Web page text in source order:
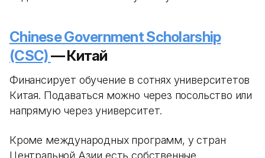
Chinese Government Scholarship
(CSC)— Китай
Финансирует обучение в сотнях университетов
Китая. Подаваться можно через посольство или
напрямую через университет.
Кроме международных программ, у стран